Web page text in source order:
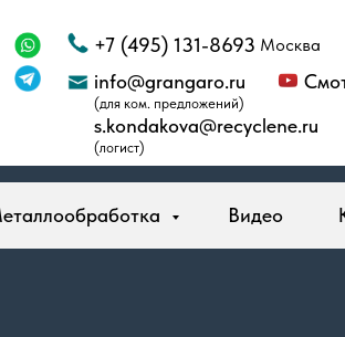
Москва
+7 (495) 131-8693
info@grangaro.ru
(для ком. предложений)
s.kondakova@recyclene.ru
(логист)
Видео